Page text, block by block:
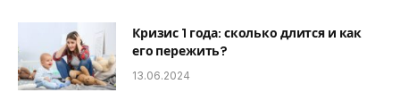
Кризис 1 года: сколько длится и как
его пережить?
13.06.2024